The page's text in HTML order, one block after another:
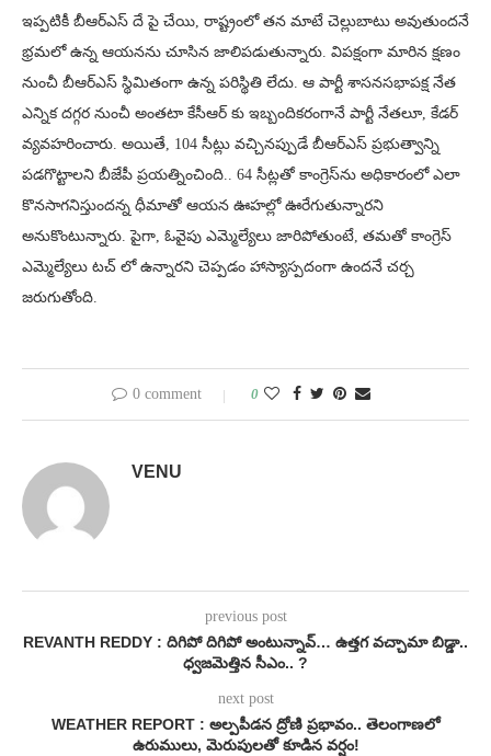
ఇప్పటికీ బీఆర్ఎస్ దే పై చేయి, రాష్ట్రంలో తన మాటే చెల్లుబాటు అవుతుందనే
భ్రమలో ఉన్న ఆయనను చూసిన జాలిపడుతున్నారు. విపక్షంగా మారిన క్షణం
నుంచీ బీఆర్ఎస్ స్థిమితంగా ఉన్న పరిస్థితి లేదు. ఆ పార్టీ శాసనసభాపక్ష నేత
ఎన్నిక దగ్గర నుంచీ అంతటా కేసీఆర్ కు ఇబ్బందికరంగానే పార్టీ నేతలూ, కేడర్
వ్యవహరించారు. అయితే, 104 సీట్లు వచ్చినప్పుడే బీఆర్‌ఎస్ ప్రభుత్వాన్ని
పడగొట్టాలని బీజేపీ ప్రయత్నించింది.. 64 సీట్లతో కాంగ్రెస్‌ను అధికారంలో ఎలా
కొనసాగనిస్తుందన్న ధీమాతో ఆయన ఊహల్లో ఊరేగుతున్నారని
అనుకొంటున్నారు. పైగా, ఓవైపు ఎమ్మెల్యేలు జారిపోతుంటే, తమతో కాంగ్రెస్
ఎమ్మెల్యేలు టచ్ లో ఉన్నారని చెప్పడం హాస్యాస్పదంగా ఉందనే చర్చ
జరుగుతోంది.
0 comment 0
VENU
previous post
REVANTH REDDY : దిగిపో దిగిపో అంటున్నావ్… ఉత్తగ వచ్చామా బిడ్డా..
ధ్వజమెత్తిన సీఎం.. ?
next post
WEATHER REPORT : అల్పపీడన ద్రోణి ప్రభావం.. తెలంగాణలో
ఉరుములు, మెరుపులతో కూడిన వర్షం!